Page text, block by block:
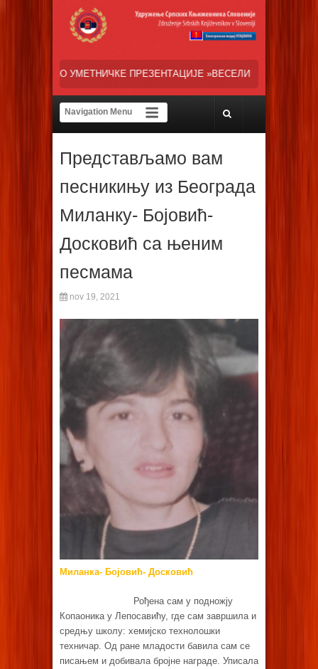
»ВЕСЕЛИ ДАНИ СРПСКЕ ДИЈАСПОРЕ« НАША ТРЕНУТНА
Представљамо вам
песникињу из Београда
Миланку- Бојовић-
Досковић са њеним
песмама
nov 19, 2021
Миланка- Бојовић- Досковић
Рођена сам у подножју
Копаоника у Лепосавићу, где сам завршила и
средњу школу: хемијско технолошки
техничар. Од ране младости бавила сам се
писањем и добивала бројне награде. Уписала